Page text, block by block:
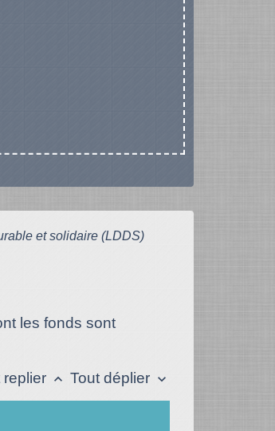
et solidaire (LDDS)
les fonds sont
replier keyboard_arrow_up Tout déplier keyboard_arrow_down